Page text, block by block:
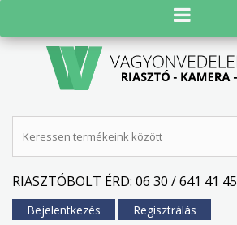
RIASZTÓBOLT ÉRD: 06 30 / 641 41 45
Bejelentkezés Regisztrálás